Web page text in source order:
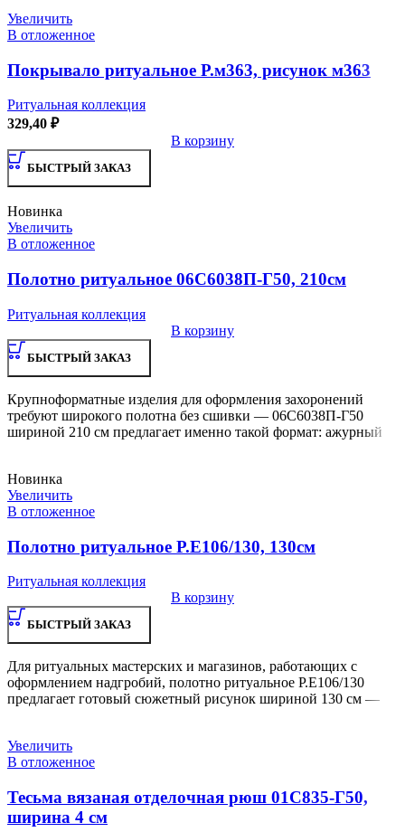
Увеличить
В отложенное
Покрывало ритуальное Р.м363, рисунок м363
Ритуальная коллекция
329,40 ₽
В корзину
БЫСТРЫЙ ЗАКАЗ
Новинка
Увеличить
В отложенное
Полотно ритуальное 06С6038П-Г50, 210см
Ритуальная коллекция
В корзину
БЫСТРЫЙ ЗАКАЗ
Крупноформатные изделия для оформления захоронений
требуют широкого полотна без сшивки — 06С6038П-Г50
шириной 210 см предлагает именно такой формат: ажурный
Новинка
Увеличить
В отложенное
Полотно ритуальное Р.Е106/130, 130см
Ритуальная коллекция
В корзину
БЫСТРЫЙ ЗАКАЗ
Для ритуальных мастерских и магазинов, работающих с
оформлением надгробий, полотно ритуальное Р.Е106/130
предлагает готовый сюжетный рисунок шириной 130 см —
Увеличить
В отложенное
Тесьма вязаная отделочная рюш 01С835-Г50,
ширина 4 см